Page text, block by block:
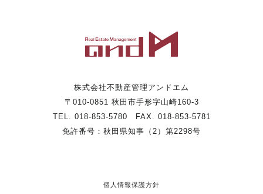
株式会社不動産管理アンドエム
〒010-0851 秋田市手形字山崎160-3
TEL. 018-853-5780 FAX. 018-853-5781
免許番号：秋田県知事（2）第2298号
個人情報保護方針